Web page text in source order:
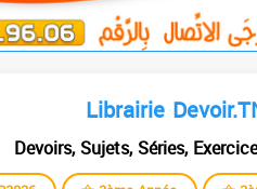
Devoirs, Sujets, Séries,